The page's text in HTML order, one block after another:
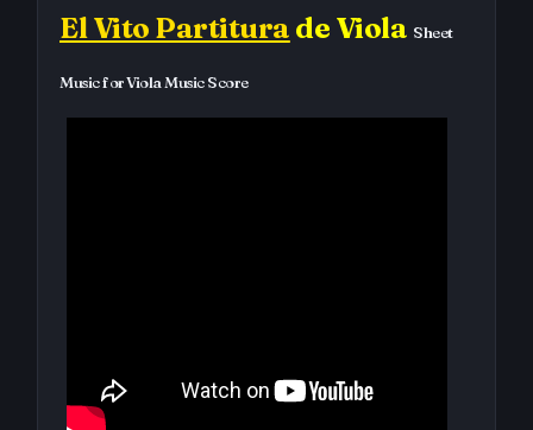
El Vito Partitura de Viola Sheet
Music for Viola Music Score